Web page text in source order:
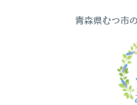
青森県むつ市